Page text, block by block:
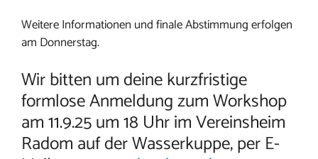
Weitere Informationen und finale Abstimmung erfolgen
am Donnerstag.
Wir bitten um deine kurzfristige
formlose Anmeldung zum Workshop
am 11.9.25 um 18 Uhr im Vereinsheim
Radom auf der Wasserkuppe, per E-